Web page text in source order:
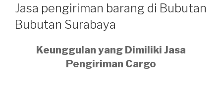
Jasa pengiriman barang di Bubutan
Bubutan Surabaya
Keunggulan yang Dimiliki Jasa
Pengiriman Cargo